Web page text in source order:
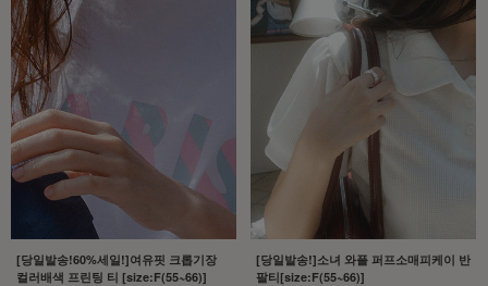
[당일발송!60%세일!]여유핏 크롭기장
컬러배색 프린팅 티 [size:F(55~66)]
[당일발송!]소녀 와플 퍼프소매피케이 반
팔티[size:F(55~66)]